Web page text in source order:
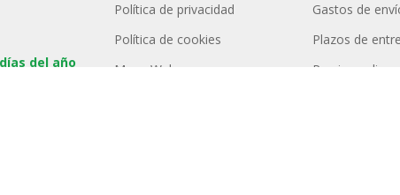
del año
Política de privacidad
Política de cookies
Mapa Web
Gastos de
Plazos de
Precios y